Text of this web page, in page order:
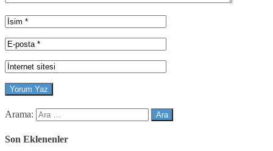
Arama:
Son Eklenenler